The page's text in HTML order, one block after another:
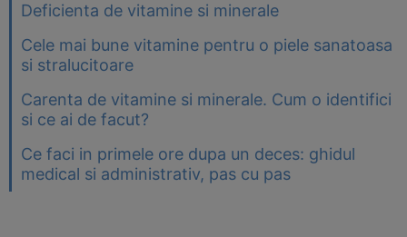
Deficienta de vitamine si minerale
Cele mai bune vitamine pentru o piele sanatoasa
si stralucitoare
Carenta de vitamine si minerale. Cum o identifici
si ce ai de facut?
Ce faci in primele ore dupa un deces: ghidul
medical si administrativ, pas cu pas